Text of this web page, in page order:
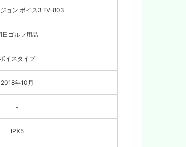
ョン ボイス3 EV-803
日ゴルフ用品
ボイスタイプ
2018年10月
-
IPX5